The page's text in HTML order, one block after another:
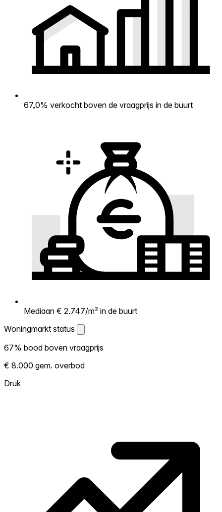
67,0% verkocht boven de vraagprijs in de buurt
Mediaan € 2.747/m² in de buurt
Woningmarkt status
Woningmarkt status
Laat zien hoe competitief de markt hier is.
Hoe meer woningen boven vraagprijs
verkopen, hoe heter. Heet? Verwacht
67% bood boven vraagprijs
€ 8.000 gem. overbod
Druk